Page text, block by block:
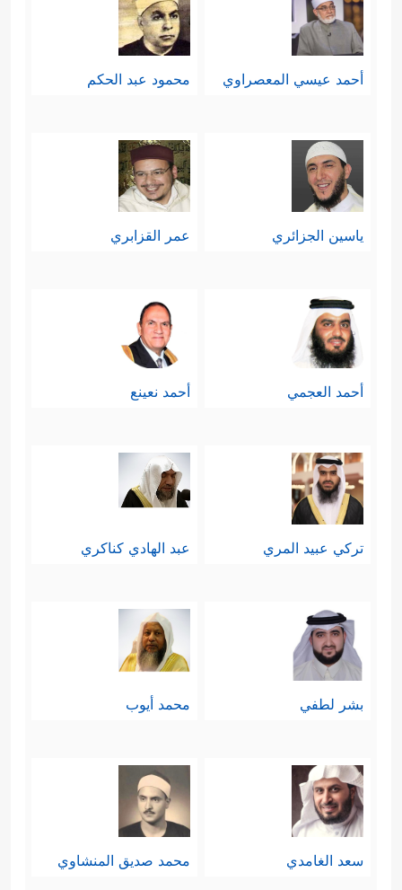
أحمد عيسي المعصراوي محمود عبد الحكم
ياسين الجزائري عمر القزابري
أحمد العجمي أحمد نعينع
تركي عبيد المري عبد الهادي كناكري
بشر لطفي محمد أيوب
سعد الغامدي محمد صديق المنشاوي